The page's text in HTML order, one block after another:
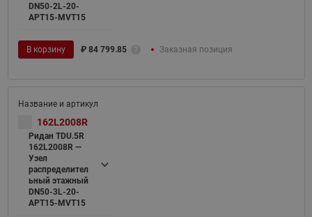
DN50-2L-20-
APT15-MVT15
В корзину ₽ 84 799.85 Заказная позиция
162L2008R
Ридан TDU.5R
162L2008R —
Узел
распределител
ьный этажный
DN50-3L-20-
APT15-MVT15